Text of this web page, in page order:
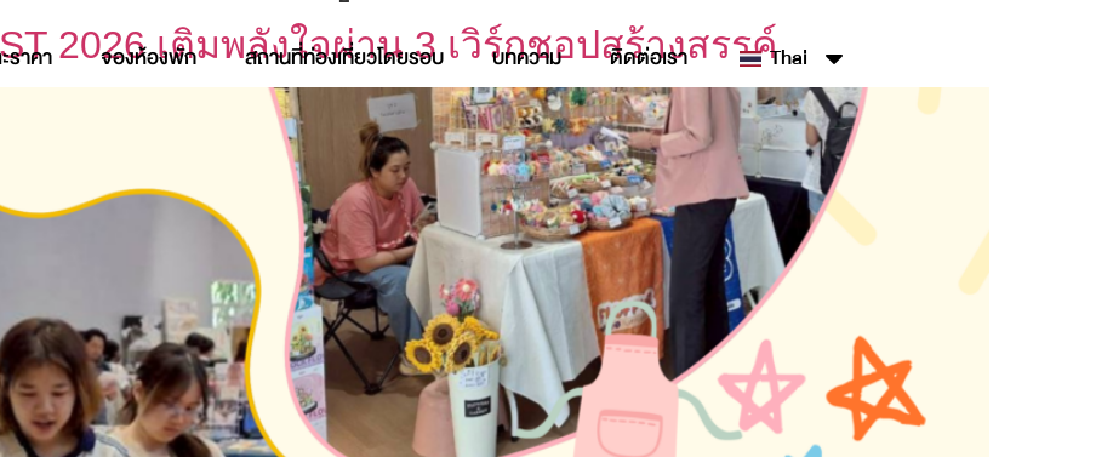
ราคา จองห้องพัก สถานที่ท่องเที่ยวโดยรอบ บทความ ติดต่อเรา Thai
2026 เติมพลังใจผ่าน 3 เวิร์กชอปสร้างสรรค์